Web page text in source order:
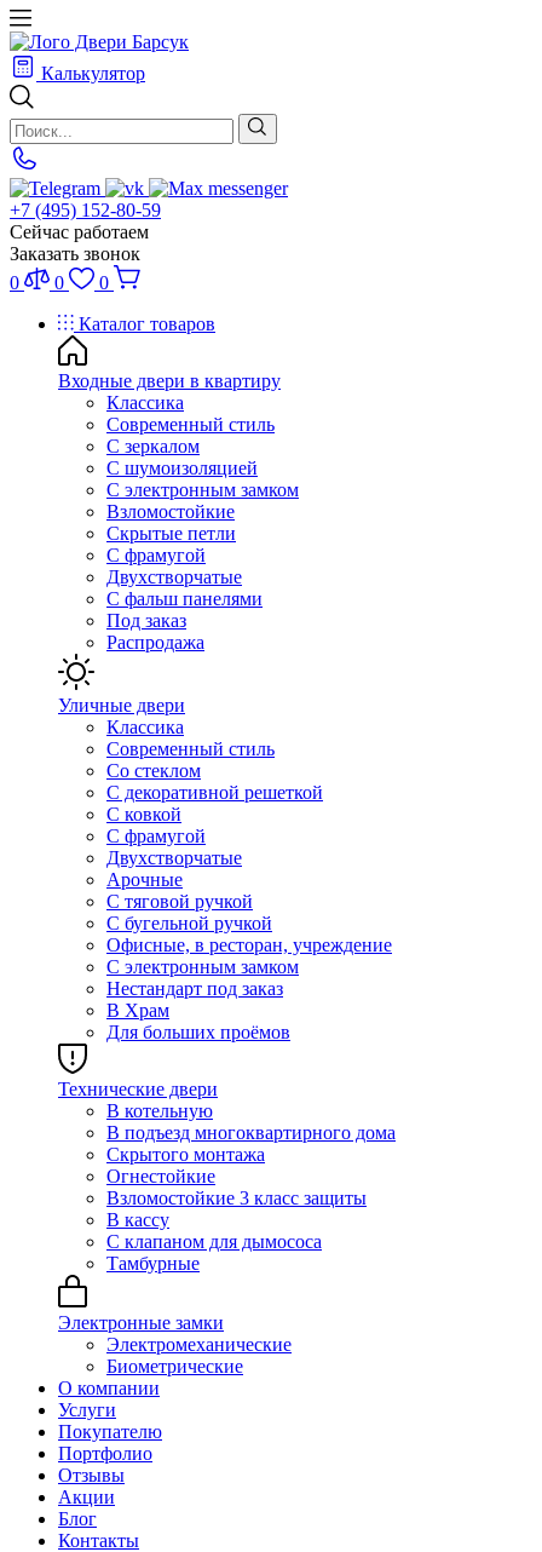
Калькулятор
+7 (495) 152-80-59
Сейчас работаем
Заказать звонок
0
0
0
Каталог товаров
Входные двери в квартиру
Классика
Современный стиль
С зеркалом
С шумоизоляцией
С электронным замком
Взломостойкие
Скрытые петли
С фрамугой
Двухстворчатые
С фальш панелями
Под заказ
Распродажа
Уличные двери
Классика
Современный стиль
Со стеклом
С декоративной решеткой
С ковкой
С фрамугой
Двухстворчатые
Арочные
С тяговой ручкой
С бугельной ручкой
Офисные, в ресторан, учреждение
С электронным замком
Нестандарт под заказ
В Храм
Для больших проёмов
Технические двери
В котельную
В подъезд многоквартирного дома
Скрытого монтажа
Огнестойкие
Взломостойкие 3 класс защиты
В кассу
С клапаном для дымососа
Тамбурные
Электронные замки
Электромеханические
Биометрические
О компании
Услуги
Покупателю
Портфолио
Отзывы
Акции
Блог
Контакты